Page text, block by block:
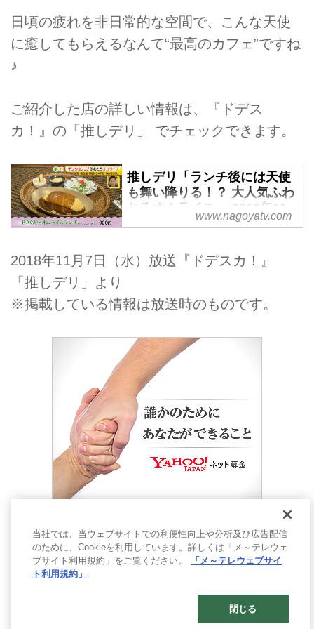
日頃の疲れを非日常的な空間で、こんな天使
に癒してもらえるなんて“最高のカフェ”ですね
♪
ご紹介した店の詳しい情報は、『ドデス
カ！』の「推しデリ」 でチェックできます。
推しデリ「ランチ後には天使
も舞い降りる！？ 大人気ふわ
とろオムライス」:2018年11
月7日(水)|推しデリ|ドデス
レ】
www.nagoyatv.com
2018年11月7日（水）放送『ドデスカ！』
「推しデリ」より
※掲載している情報は放送時のものです。
© 2017- Nagoya Broadcasting Network All rights reserved.
当社では、当ウェブサイトでの利便性向上や分析及び広告配信
のために、Cookieを利用しています。詳しくは「メ～テレウェ
ブサイト利用規約」をご覧ください。
「メ～テレウェブサイ
ト利用規約」
閉じる